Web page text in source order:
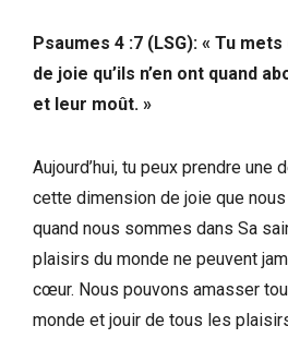
Psaumes 4 :7 (LSG): « Tu
de joie qu’ils n’en ont quand
et leur moût. »
Aujourd’hui, tu peux prendre une
cette dimension de joie que
quand nous sommes dans Sa
plaisirs du monde ne peuvent
cœur. Nous pouvons amasser
monde et jouir de tous les